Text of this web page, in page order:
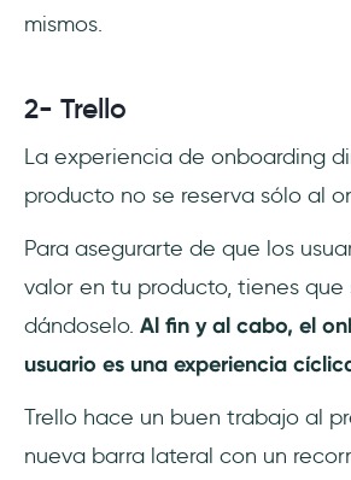
mismos.
2- Trello
La experiencia de onboarding
producto no se reserva sólo al
Para asegurarte de que los
valor en tu producto, tienes que
dándoselo. Al fin y al cabo, el
usuario es una experiencia
Trello hace un buen trabajo al
nueva barra lateral con un